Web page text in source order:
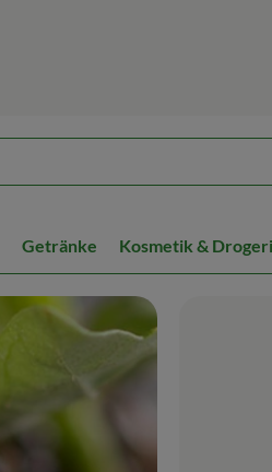
Getränke Kosmetik &